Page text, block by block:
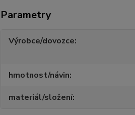
Parametry
Výrobce/dovozce
hmotnost/návin
materiál/složení